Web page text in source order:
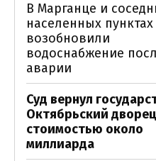
В Марганце и
населенных пунктах
возобновили
водоснабжение
аварии
Суд вернул
Октябрьский дворец
стоимостью около
миллиарда